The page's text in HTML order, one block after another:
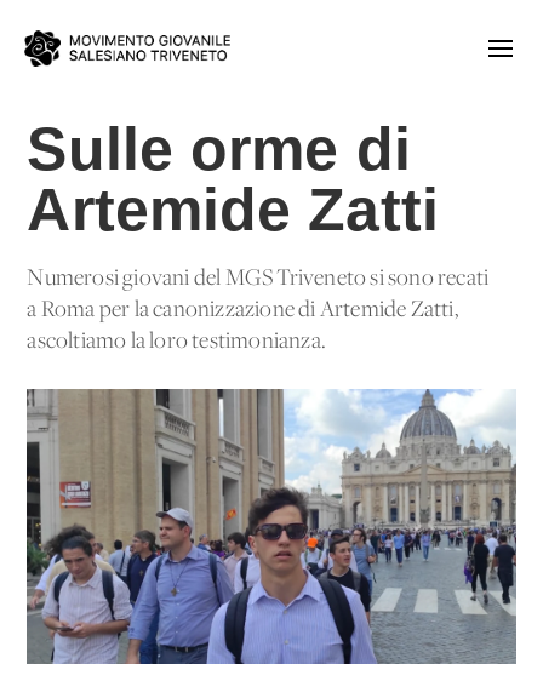
Sulle orme di
Artemide Zatti
Numerosi giovani del MGS Triveneto si sono recati
a Roma per la canonizzazione di Artemide Zatti,
ascoltiamo la loro testimonianza.